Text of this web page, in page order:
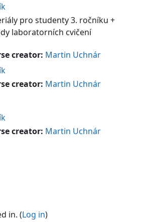
pro studenty 3. ročníku +
laboratorních cvičení
creator: Martin Uchnár
creator: Martin Uchnár
creator: Martin Uchnár
in. (Log in)